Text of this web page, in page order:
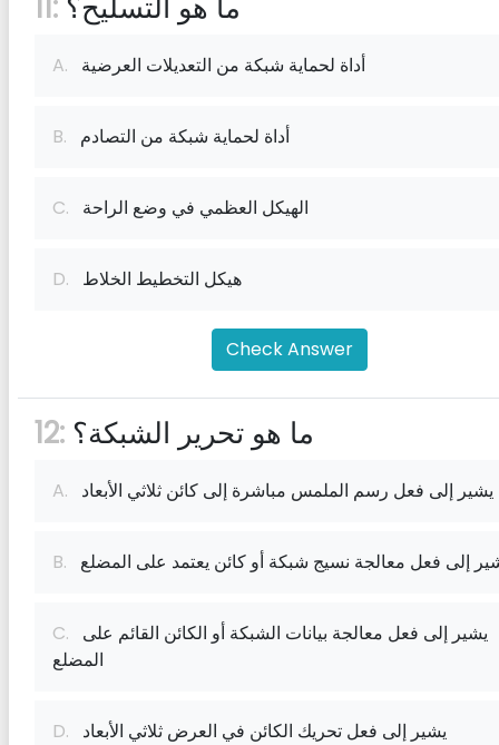
A. أداة لحماية شبكة من التعديلات العرضية
B. أداة لحماية شبكة من التصادم
C. الهيكل العظمي في وضع الراحة
D. هيكل التخطيط الخلاط
Check Answer
12: ما هو تحرير الشبكة؟
A. يشير إلى فعل رسم الملمس مباشرة إلى كائن ثلاثي الأبعاد
B. إلى فعل معالجة نسيج شبكة أو كائن يعتمد على المضلع
C.
المضلع
D. يشير إلى فعل تحريك الكائن في العرض ثلاثي الأبعاد